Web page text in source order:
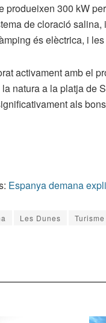
produeixen 300 kW
de cloració
és elèctrica, i
activament amb el
natura a la platja de
als
Espanya demana
Les Dunes Turisme